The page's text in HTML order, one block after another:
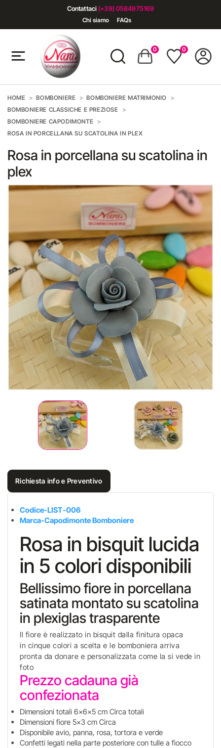
Contattaci (+39) 0584975169
Chi siamo FAQs
0 0
HOME BOMBONIERE
BOMBONIERE MATRIMONIO
BOMBONIERE CLASSICHE E PREZIOSE
BOMBONIERE CAPODIMONTE
ROSA IN PORCELLANA SU SCATOLINA IN PLEX
Rosa in porcellana su scatolina in
plex
Richiesta info e Preventivo
Codice-LIST-006
Marca-Capodimonte Bomboniere
Rosa in bisquit lucida
in 5 colori disponibili
Bellissimo fiore in porcellana
satinata montato su scatolina
in plexiglas trasparente
Il fiore è realizzato in bisquit dalla finitura opaca
in cinque colori a scelta e le bomboniera arriva
pronta da donare e personalizzata come la si vede in
foto
Prezzo cadauna già
confezionata
Dimensioni totali 6x6x5 cm Circa totali
Dimensioni fiore 5x3 cm Circa
Disponibile avio, panna, rosa, tortora e verde
Confetti legati nella parte posteriore con tulle a fiocco